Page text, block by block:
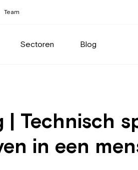
Team
Sectoren Blog
| Technisch
in een